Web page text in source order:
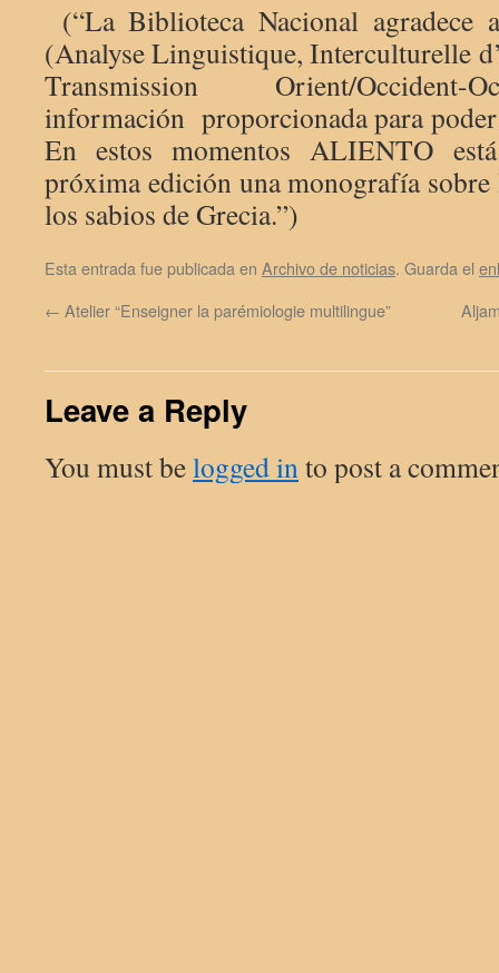
(“La Biblioteca Nacional
(Analyse Linguistique, Interculturelle
Transmission Orient/Occident-
información proporcionada para
En estos momentos ALIENTO
próxima edición una monografía
los sabios de Grecia.”)
Esta entrada fue publicada en Archivo de noticias. Guarda el
← Atelier “Enseigner la parémiologie multilingue”
Leave a Reply
You must belogged into post a